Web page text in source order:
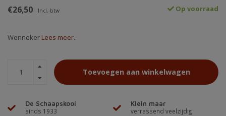
€26,50 Incl. btw Op voorraad
Wenneker Lees meer..
Toevoegen aan winkelwagen
De Schaapskooi
sinds 1933
Klein maar
verrassend veelzijdig